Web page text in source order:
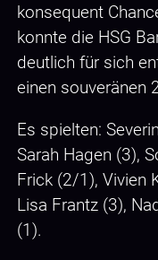
konsequent
konnte die HSG
deutlich für sich
einen souveränen
Es spielten:
Sarah Hagen (3),
Frick (2/1), Vivien
Lisa Frantz (3),
(1).